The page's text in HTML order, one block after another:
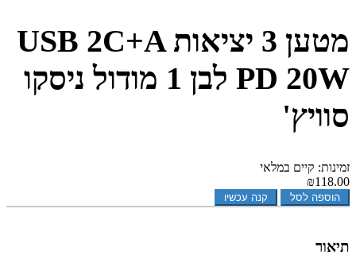
מטען 3 יציאות USB 2C+A
PD 20W לבן 1 מודול ניסקו
סוויץ'
זמינות: קיים במלאי
₪118.00
הוספה לסל קנה עכשיו
תיאור